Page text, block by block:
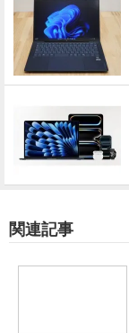
関連記事